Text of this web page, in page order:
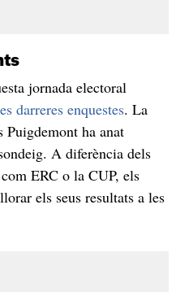
jornada electoral
darreres enquestes. La
Puigdemont ha anat
A diferència dels
ERC o la CUP, els
els seus resultats a les